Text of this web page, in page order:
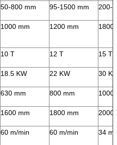
50-800 mm 95-1500 mm 200-
1000 mm 1200 mm 1800
10 T 12 T 15 T
18.5 KW 22 KW 30
630 mm 800 mm 1000
1600 mm 1800 mm 2000
60 m/min 60 m/min 34